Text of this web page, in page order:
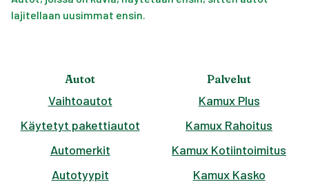
lajitellaan uusimmat ensin.
Autot
Vaihtoautot
Käytetyt pakettiautot
Automerkit
Autotyypit
Palvelut
Kamux Plus
Kamux Rahoitus
Kamux Kotiintoimitus
Kamux Kasko